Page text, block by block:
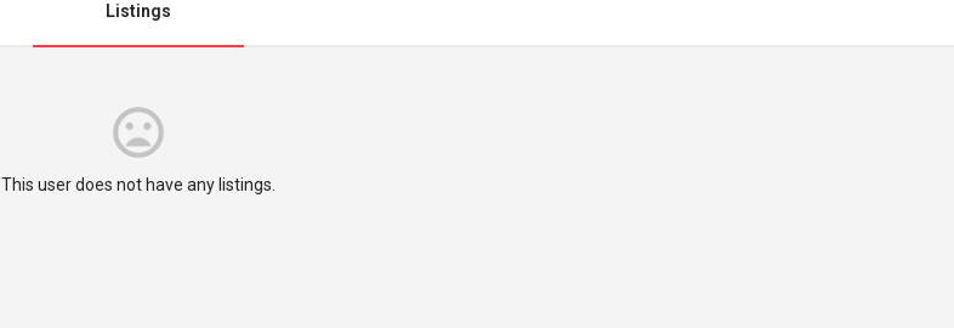
Listings
This user does not have any listings.